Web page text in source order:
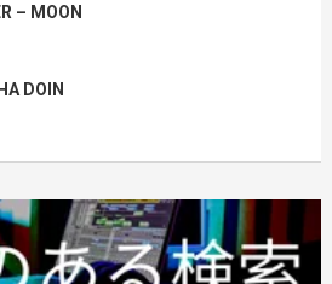
– MOON
DOIN